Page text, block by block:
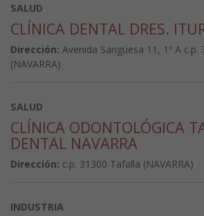
SALUD
CLÍNICA DENTAL DRES.
Dirección: Avenida Sangüesa 11, 1º A c.p.
(NAVARRA)
SALUD
CLÍNICA ODONTOLÓGICA
DENTAL NAVARRA
Dirección: c.p. 31300 Tafalla (NAVARRA)
INDUSTRIA